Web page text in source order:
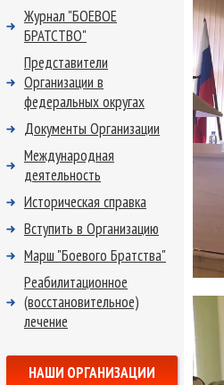
Журнал "БОЕВОЕ
БРАТСТВО"
Представители
Организации в
федеральных округах
Документы Организации
Международная
деятельность
Историческая справка
Вступить в Организацию
Марш "Боевого Братства"
Реабилитационное
(восстановительное)
лечение
НАШИ ОРГАНИЗАЦИИ